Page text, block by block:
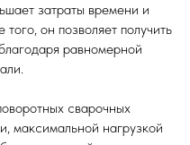
затраты времени и
он позволяет получить
равномерной
сварочных
максимальной нагрузкой